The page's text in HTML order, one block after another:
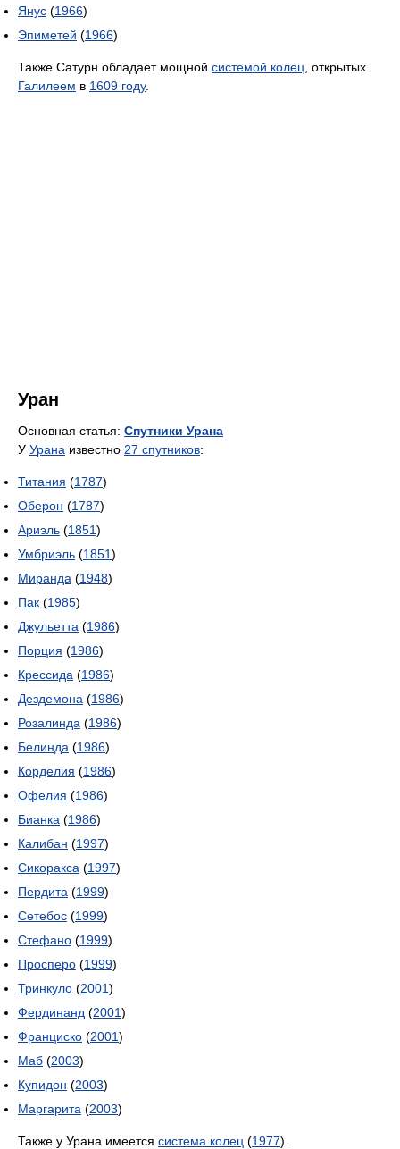
Янус (1966)
Эпиметей (1966)
Также Сатурн обладает мощной системой колец , открытых
Галилеем в 1609 году.
Уран
Основная статья: Спутники Урана
У Урана известно 27 спутников:
Титания (1787)
Оберон (1787)
Ариэль (1851)
Умбриэль (1851)
Миранда (1948)
Пак (1985)
Джульетта (1986)
Порция (1986)
Крессида (1986)
Дездемона (1986)
Розалинда (1986)
Белинда (1986)
Корделия (1986)
Офелия (1986)
Бианка (1986)
Калибан (1997)
Сикоракса (1997)
Пердита (1999)
Сетебос (1999)
Стефано (1999)
Просперо (1999)
Тринкуло (2001)
Фердинанд (2001)
Франциско (2001)
Маб (2003)
Купидон (2003)
Маргарита (2003)
Также у Урана имеется система колец (1977).